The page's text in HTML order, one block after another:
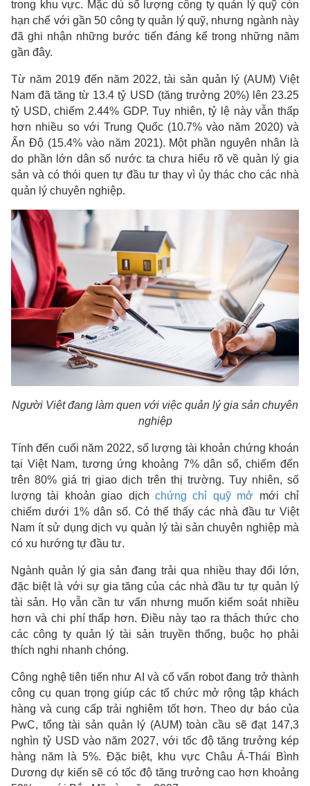
trong khu vực. Mặc dù số lượng công ty quản lý quỹ còn
hạn chế với gần 50 công ty quản lý quỹ, nhưng ngành này
đã ghi nhận những bước tiến đáng kể trong những năm
gần đây.
Từ năm 2019 đến năm 2022, tài sản quản lý (AUM) Việt
Nam đã tăng từ 13.4 tỷ USD (tăng trưởng 20%) lên 23.25
tỷ USD, chiếm 2.44% GDP. Tuy nhiên, tỷ lệ này vẫn thấp
hơn nhiều so với Trung Quốc (10.7% vào năm 2020) và
Ấn Độ (15.4% vào năm 2021). Một phần nguyên nhân là
do phần lớn dân số nước ta chưa hiểu rõ về quản lý gia
sản và có thói quen tự đầu tư thay vì ủy thác cho các nhà
quản lý chuyên nghiệp.
Người Việt đang làm quen với việc quản lý gia sản chuyên
nghiệp
Tính đến cuối năm 2022, số lượng tài khoản chứng khoán
tại Việt Nam, tương ứng khoảng 7% dân số, chiếm đến
trên 80% giá trị giao dịch trên thị trường. Tuy nhiên, số
lượng tài khoản giao dịch chứng chỉ quỹ mở mới chỉ
chiếm dưới 1% dân số. Có thể thấy các nhà đầu tư Việt
Nam ít sử dụng dịch vụ quản lý tài sản chuyên nghiệp mà
có xu hướng tự đầu tư.
Ngành quản lý gia sản đang trải qua nhiều thay đổi lớn,
đặc biệt là với sự gia tăng của các nhà đầu tư tự quản lý
tài sản. Họ vẫn cần tư vấn nhưng muốn kiểm soát nhiều
hơn và chi phí thấp hơn. Điều này tạo ra thách thức cho
các công ty quản lý tài sản truyền thống, buộc họ phải
thích nghi nhanh chóng.
Công nghệ tiên tiến như AI và cố vấn robot đang trở thành
công cụ quan trọng giúp các tổ chức mở rộng tập khách
hàng và cung cấp trải nghiệm tốt hơn. Theo dự báo của
PwC, tổng tài sản quản lý (AUM) toàn cầu sẽ đạt 147,3
nghìn tỷ USD vào năm 2027, với tốc độ tăng trưởng kép
hàng năm là 5%. Đặc biệt, khu vực Châu Á-Thái Bình
Dương dự kiến sẽ có tốc độ tăng trưởng cao hơn khoảng